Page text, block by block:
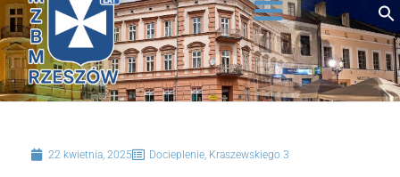
treści
22 kwietnia, 2025 Docieplenie, Kraszewskiego 3